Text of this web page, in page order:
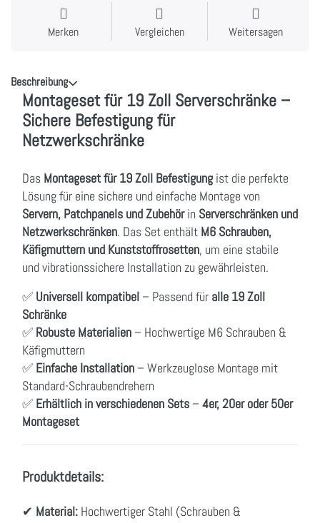
Merken Vergleichen Weitersagen
Beschreibung
Montageset für 19 Zoll Serverschränke –
Sichere Befestigung für
Netzwerkschränke
Das Montageset für 19 Zoll Befestigung ist die perfekte
Lösung für eine sichere und einfache Montage von
Servern, Patchpanels und Zubehörin Serverschränken und
Netzwerkschränken. Das Set enthält M6 Schrauben,
Käfigmuttern und Kunststoffrosetten, um eine stabile
und vibrationssichere Installation zu gewährleisten.
✅ Universell kompatibel – Passend für alle 19 Zoll
Schränke
✅ Robuste Materialien – Hochwertige M6 Schrauben &
Käfigmuttern
✅ Einfache Installation – Werkzeuglose Montage mit
Standard-Schraubendrehern
✅ Erhältlich in verschiedenen Sets – 4er, 20er oder 50er
Montageset
Produktdetails:
✔ Material: Hochwertiger Stahl (Schrauben &